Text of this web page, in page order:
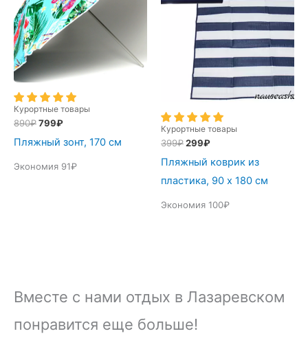
Курортные товары
890₽Первоначальная
составляла
799₽Текущая
799₽.
Пляжный зонт, 170 см
Экономия 91₽
Курортные товары
399₽Первоначальная
составляла
399₽.
299₽Текущая
299₽.
Пляжный коврик из
пластика, 90 х 180 см
Экономия 100₽
Вместе с нами отдых в Лазаревском
понравится еще больше!